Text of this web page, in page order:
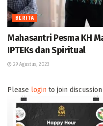
BERITA
Mahasantri Pesma KH
IPTEKs dan Spiritual
29 Agustus, 2023
Please login to join discussion